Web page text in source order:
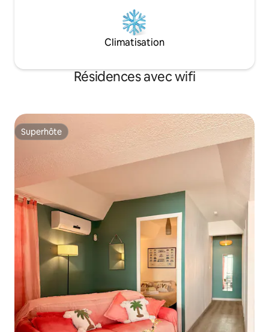
Climatisation
Résidences avec wifi
Superhôte
Superhôte